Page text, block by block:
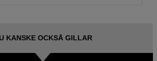
KANSKE OCKSÅ GILLAR